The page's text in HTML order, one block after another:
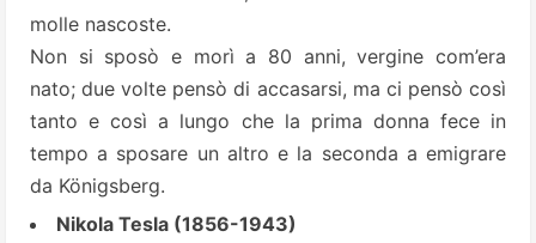
molle nascoste.
Non si sposò e morì a 80 anni, vergine com’era
nato; due volte pensò di accasarsi, ma ci pensò così
tanto e così a lungo che la prima donna fece in
tempo a sposare un altro e la seconda a emigrare
da Königsberg.
Nikola Tesla (1856-1943)